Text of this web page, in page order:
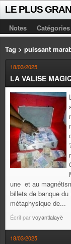
Notes Catégories
Tag > puissant
18/03/2025
LA VALISE
une et au
billets de banque
métaphysique de...
Écrit parvoyantlalayè
18/03/2025